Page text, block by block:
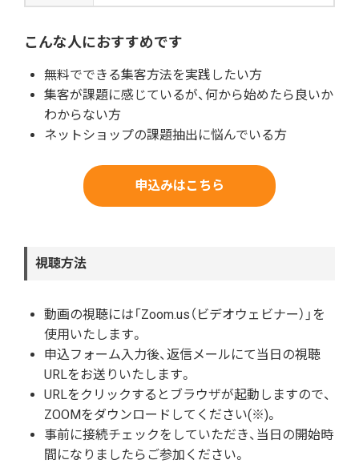
こんな人におすすめです
無料でできる集客方法を実践したい方
集客が課題に感じているが、何から始めたら良いか
わからない方
ネットショップの課題抽出に悩んでいる方
申込みはこちら
視聴方法
動画の視聴には「Zoom.us（ビデオウェビナー）」を
使用いたします。
申込フォーム入力後、返信メールにて当日の視聴
URLをお送りいたします。
URLをクリックするとブラウザが起動しますので、
ZOOMをダウンロードしてください(※)。
事前に接続チェックをしていただき、当日の開始時
間になりましたらご参加ください。